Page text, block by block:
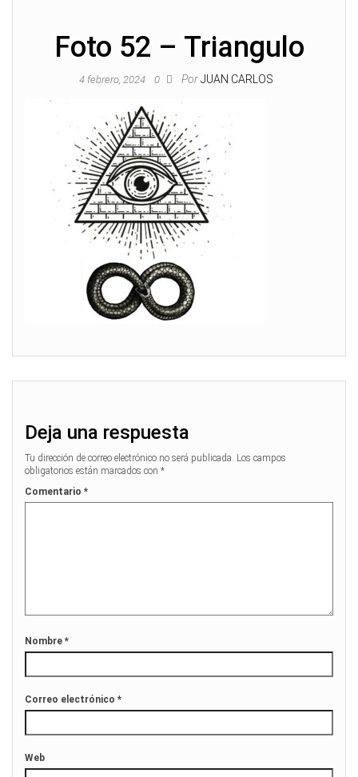
Foto 52 – Triangulo
4 febrero, 2024 0 Por JUAN CARLOS
Deja una respuesta
Tu dirección de correo electrónico no será publicada. Los campos
obligatorios están marcados con *
Comentario *
Nombre *
Correo electrónico *
Web